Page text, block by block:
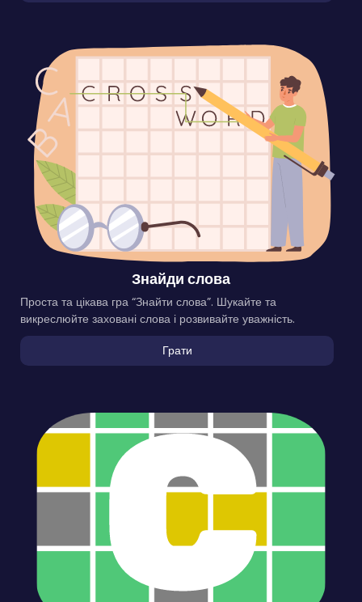
Знайди слова
Проста та цікава гра “Знайти слова”. Шукайте та
викреслюйте заховані слова і розвивайте уважність.
Грати